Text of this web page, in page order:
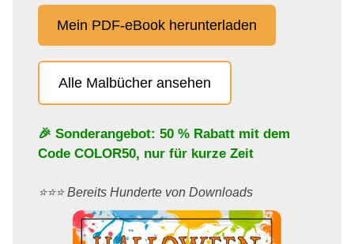
Mein PDF-eBook herunterladen
Alle Malbücher ansehen
🎉 Sonderangebot: 50 % Rabatt mit dem
Code COLOR50, nur für kurze Zeit
⭐️⭐️⭐️ Bereits Hunderte von Downloads